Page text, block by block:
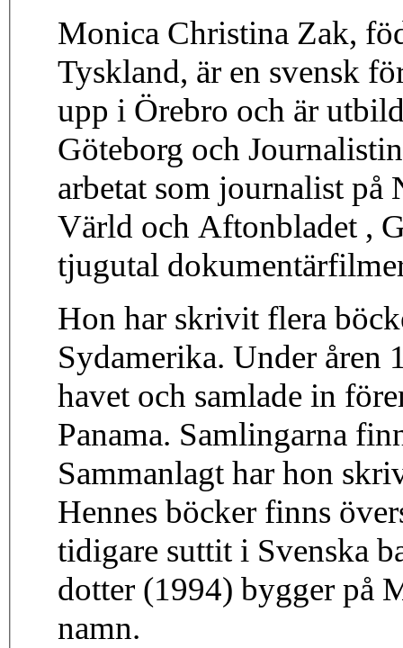
Monica Christina Zak,
Tyskland, är en svensk
upp i Örebro och är
Göteborg och
arbetat som journalist på
Värld och Aftonbladet ,
tjugutal
Hon har skrivit flera
Sydamerika. Under åren
havet och samlade in
Panama. Samlingarna
Sammanlagt har hon
Hennes böcker finns
tidigare suttit i Svenska
dotter (1994) bygger på
namn.